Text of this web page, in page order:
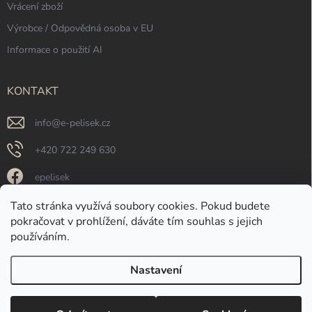
Tato stránka využívá soubory cookies. Pokud budete
pokračovat v prohlížení, dáváte tím souhlas s jejich
používáním.
Nastavení
Vrácení zboží
Výrobce / Odpovědná osoba v EU
Informace o použití AI
KONTAKT
info@e-pelisek.cz
+420 722 249 630
epelisek
epelisek
https://www.youtube.com/@e-pelisek
Copyright 2026e-pelisek.cz. Všechna práva vyhrazena.Upravit nastavení